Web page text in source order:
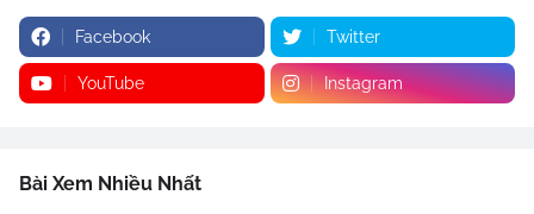
Facebook Twitter
YouTube Instagram
Bài Xem Nhiều Nhất